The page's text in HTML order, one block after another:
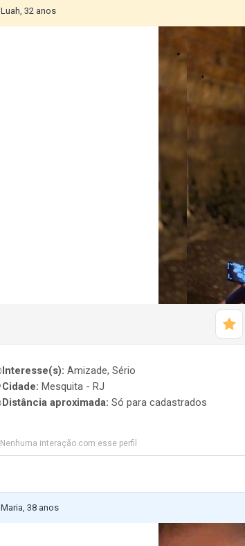
Luah, 32 anos
Interesse(s): Amizade, Sério
Cidade: Mesquita - RJ
Distância aproximada: Só para cadastrados
Nenhuma interação com esse perfil
Maria, 38 anos